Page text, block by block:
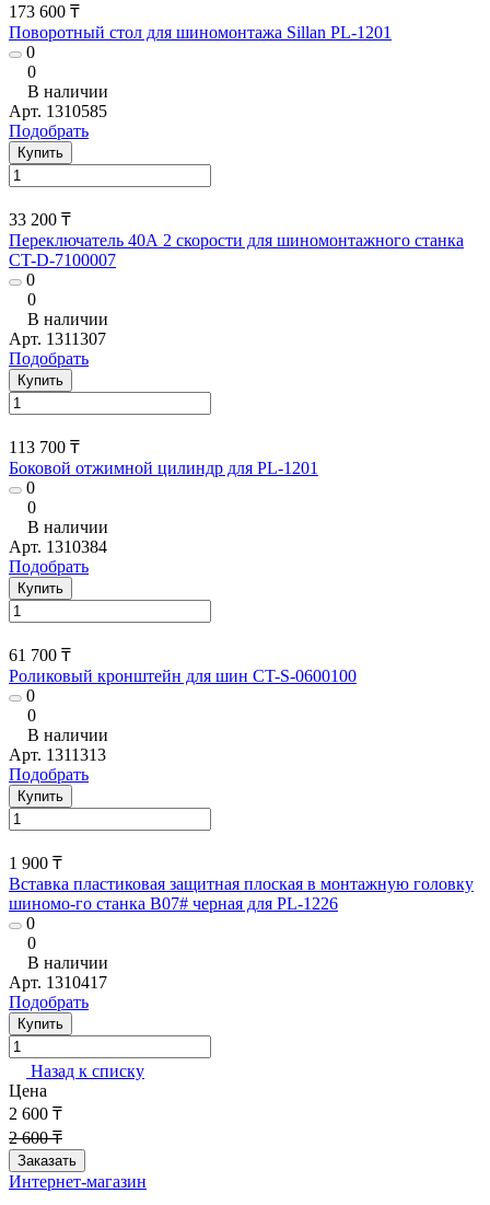
173 600 ₸
Поворотный стол для шиномонтажа Sillan PL-1201
0
0
В наличии
Арт. 1310585
Подобрать
Купить
33 200 ₸
Переключатель 40А 2 скорости для шиномонтажного станка
CT-D-7100007
0
0
В наличии
Арт. 1311307
Подобрать
Купить
113 700 ₸
Боковой отжимной цилиндр для PL-1201
0
0
В наличии
Арт. 1310384
Подобрать
Купить
61 700 ₸
Роликовый кронштейн для шин CT-S-0600100
0
0
В наличии
Арт. 1311313
Подобрать
Купить
1 900 ₸
Вставка пластиковая защитная плоская в монтажную головку
шиномо-го станка В07# черная для PL-1226
0
0
В наличии
Арт. 1310417
Подобрать
Купить
Назад к списку
Цена
2 600 ₸
2 600 ₸
Заказать
Интернет-магазин